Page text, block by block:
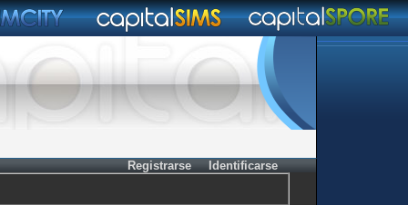
Registrarse Identificarse